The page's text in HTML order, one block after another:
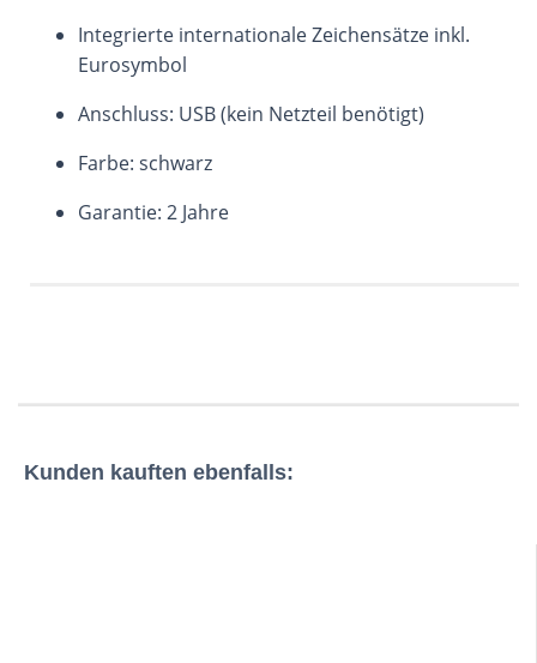
Integrierte internationale Zeichensätze inkl.
Eurosymbol
Anschluss: USB (kein Netzteil benötigt)
Farbe: schwarz
Garantie: 2 Jahre
Kunden kauften ebenfalls: